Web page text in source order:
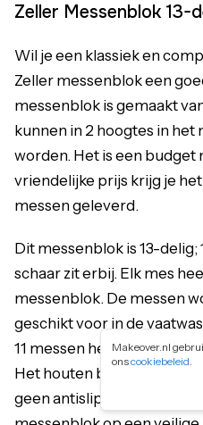
Zeller Messenblok 13-
Wil je een klassiek en
Zeller messenblok een
messenblok is gemaakt
kunnen in 2 hoogtes in
worden. Het is een budget
vriendelijke prijs krijg je
messen geleverd.
Dit messenblok is 13-delig;
schaar zit erbij. Elk mes
messenblok. De messen
geschikt voor in de
11 messen heb je voor
Het houten blok is
geen antislip voetjes
Makeover.nl
onscookiebeleid.